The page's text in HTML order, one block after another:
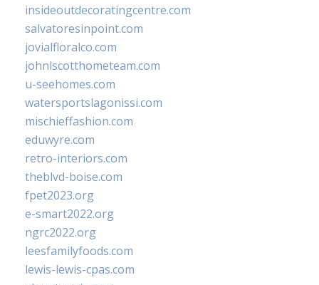
insideoutdecoratingcentre.com
salvatoresinpoint.com
jovialfloralco.com
johnlscotthometeam.com
u-seehomes.com
watersportslagonissi.com
mischieffashion.com
eduwyre.com
retro-interiors.com
theblvd-boise.com
fpet2023.org
e-smart2022.org
ngrc2022.org
leesfamilyfoods.com
lewis-lewis-cpas.com